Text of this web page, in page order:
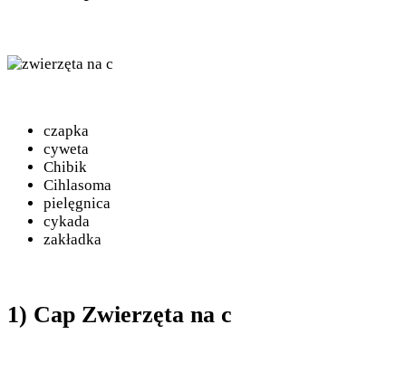
czapka
cyweta
Chibik
Cihlasoma
pielęgnica
cykada
zakładka
1) Cap Zwierzęta na c